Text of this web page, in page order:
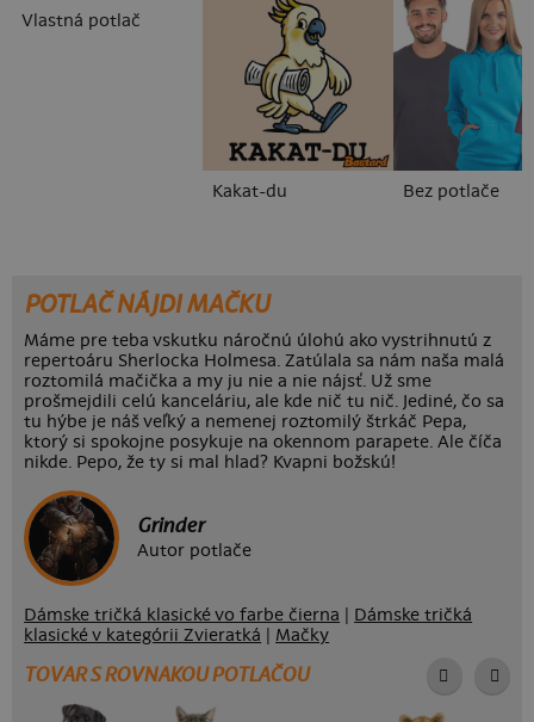
Vlastná potlač
Kakat-du Bez potlače
POTLAČ NÁJDI MAČKU
Máme pre teba vskutku náročnú úlohú ako vystrihnutú z
repertoáru Sherlocka Holmesa. Zatúlala sa nám naša malá
roztomilá mačička a my ju nie a nie nájsť. Už sme
prošmejdili celú kanceláriu, ale kde nič tu nič. Jediné, čo sa
tu hýbe je náš veľký a nemenej roztomilý štrkáč Pepa,
ktorý si spokojne posykuje na okennom parapete. Ale číča
nikde. Pepo, že ty si mal hlad? Kvapni božskú!
Grinder
Autor potlače
Dámske tričká klasické vo farbe čierna
Dámske tričká
klasické v kategórii Zvieratká
Mačky
TOVAR S ROVNAKOU POTLAČOU